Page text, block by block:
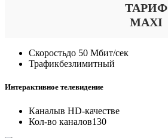
ТАРИФ
MAXI
Скоростьдо 50 Мбит/сек
Трафикбезлимитный
Интерактивное телевидение
Каналыв HD-качестве
Кол-во каналов130